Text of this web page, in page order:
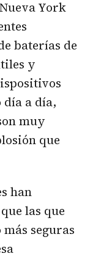
York
baterías de
y
día a día,
muy
que
han
las que
seguras